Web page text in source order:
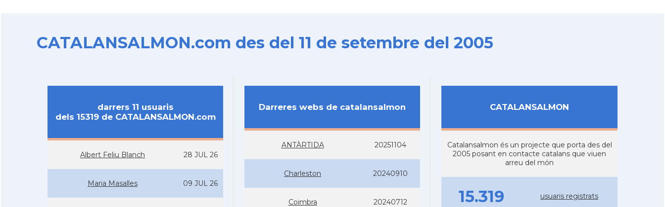
CATALANSALMON.com des del 11 de setembre del 2005
darrers 11 usuaris
dels 15319 de CATALANSALMON.com
Albert Feliu Blanch 28 JUL 26
Maria Masalles 09 JUL 26
Darreres webs de catalansalmon
ANTÀRTIDA 20251104
Charleston 20240910
Coimbra 20240712
CATALANSALMON
Catalansalmon és un projecte que porta des del
2005 posant en contacte catalans que viuen
arreu del món
15.319 usuaris registrats